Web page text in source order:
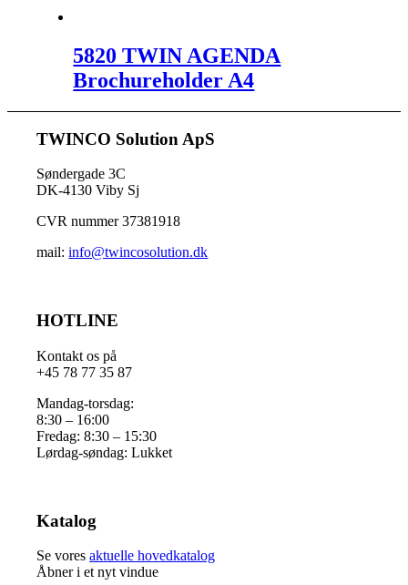
5820 TWIN AGENDA
Brochureholder A4
TWINCO Solution ApS
Søndergade 3C
DK-4130 Viby Sj
CVR nummer 37381918
mail:info@twincosolution.dk
HOTLINE
Kontakt os på
+45 78 77 35 87
Mandag-torsdag:
8:30 – 16:00
Fredag: 8:30 – 15:30
Lørdag-søndag: Lukket
Katalog
Se voresaktuelle hovedkatalog
Åbner i et nyt vindue